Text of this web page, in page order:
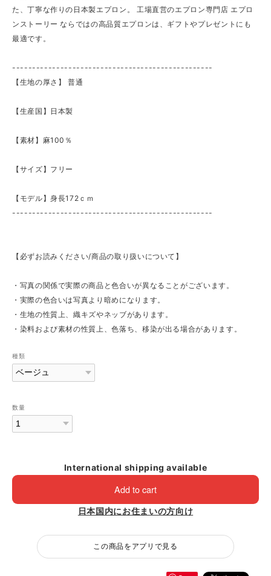
た、丁寧な作りの日本製エプロン。 工場直営のエプロン専門店 エプロ
ンストーリー ならではの高品質エプロンは、ギフトやプレゼントにも
最適です。
--------------------------------------------------
【生地の厚さ】 ​普通
【生産国】日本製
【素材】麻100％
【サイズ】フリー
【モデル】身長172ｃｍ
--------------------------------------------------
【必ずお読みください/商品の取り扱いについて】
・写真の関係で実際の商品と色合いが異なることがございます。
・実際の色合いは写真より暗めになります。
・生地の性質上、織キズやネッブがあります。
・染料および素材の性質上、色落ち、移染が出る場合があります。
種類
数量
International shipping available
Add to cart
日本国内にお住まいの方向け
この商品をアプリで見る